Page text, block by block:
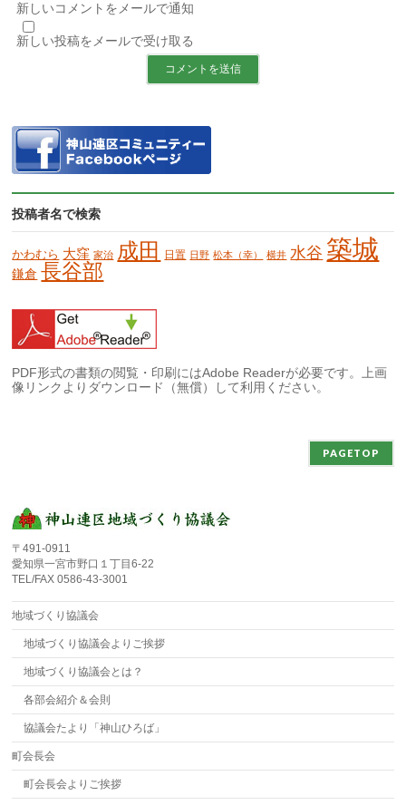
新しいコメントをメールで通知
新しい投稿をメールで受け取る
投稿者名で検索
かわむら 大窪 家治 成田 日置 日野 松本（幸） 横井 水谷 築城
鎌倉 長谷部
PDF形式の書類の閲覧・印刷にはAdobe Readerが必要です。上画
像リンクよりダウンロード（無償）して利用ください。
PAGETOP
〒491-0911
愛知県一宮市野口１丁目6-22
TEL/FAX 0586-43-3001
地域づくり協議会
地域づくり協議会よりご挨拶
地域づくり協議会とは？
各部会紹介＆会則
協議会たより「神山ひろば」
町会長会
町会長会よりご挨拶